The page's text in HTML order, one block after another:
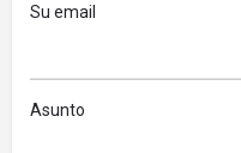
Su email
Asunto